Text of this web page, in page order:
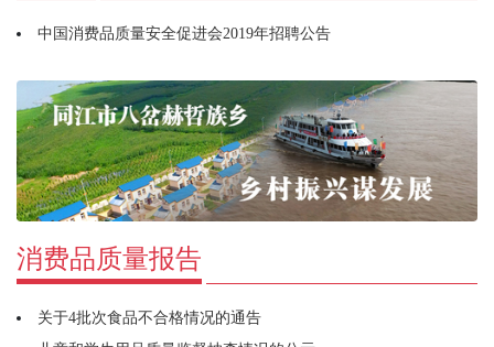
中国消费品质量安全促进会2019年招聘公告
消费品质量报告
关于4批次食品不合格情况的通告